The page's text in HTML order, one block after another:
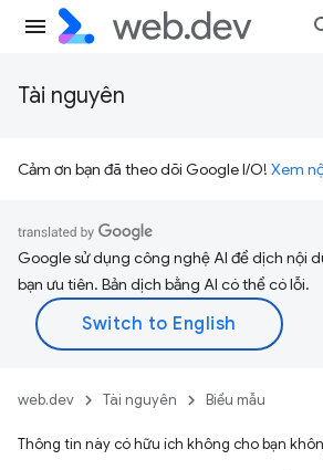
Tài nguyên
Cảm ơn bạn đã theo dõi Google I/O! Xem
Google sử dụng công nghệ AI để dịch nội
bạn ưu tiên. Bản dịch bằng AI có thể có lỗi.
web.dev Tài nguyên Biểu mẫu
Thông tin này có hữu ích không cho bạn